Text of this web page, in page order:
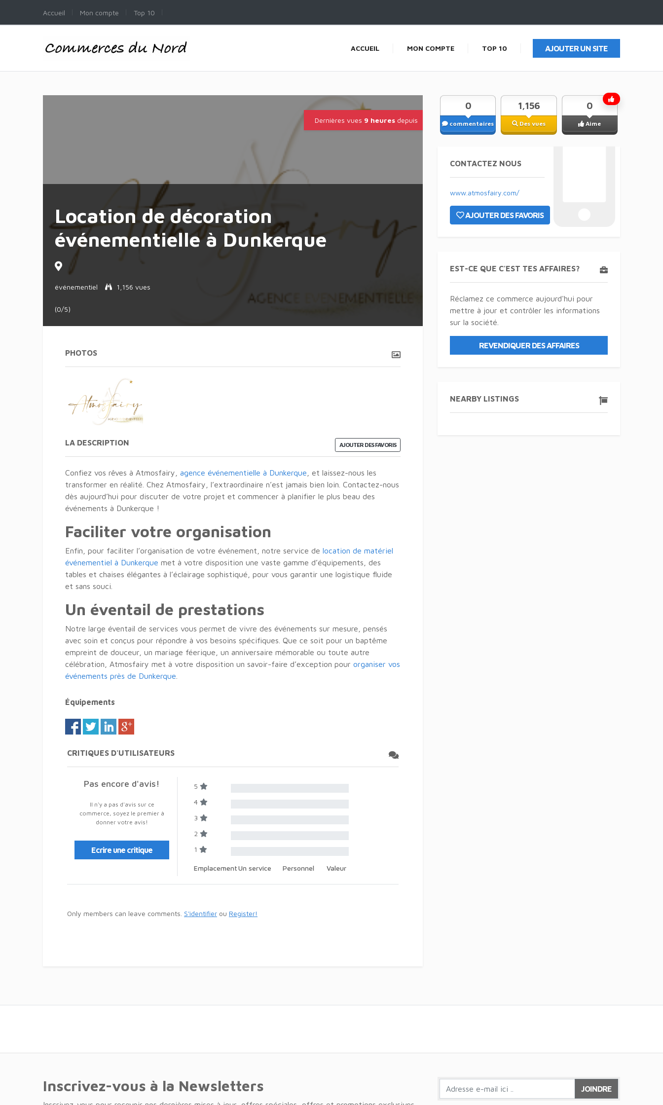
Accueil Mon compte Top 10
ACCUEIL MON COMPTE TOP 10 AJOUTER UN SITE
Dernières vues 9 heures depuis
Location de décoration
événementielle à Dunkerque
événementiel 1,156 vues
(0/5)
PHOTOS
AJOUTER DES FAVORIS
LA DESCRIPTION
Confiez vos rêves à Atmosfairy, agence événementielle à Dunkerque , et laissez-nous les
transformer en réalité. Chez Atmosfairy, l’extraordinaire n’est jamais bien loin. Contactez-nous
dès aujourd’hui pour discuter de votre projet et commencer à planifier le plus beau des
événements à Dunkerque !
Faciliter votre organisation
Enfin, pour faciliter l’organisation de votre événement, notre service de location de matériel
événementiel à Dunkerque met à votre disposition une vaste gamme d’équipements, des
tables et chaises élégantes à l’éclairage sophistiqué, pour vous garantir une logistique fluide
et sans souci.
Un éventail de prestations
Notre large éventail de services vous permet de vivre des événements sur mesure, pensés
avec soin et conçus pour répondre à vos besoins spécifiques. Que ce soit pour un baptême
empreint de douceur, un mariage féerique, un anniversaire mémorable ou toute autre
célébration, Atmosfairy met à votre disposition un savoir-faire d’exception pour organiser vos
événements près de Dunkerque
Équipements
CRITIQUES D'UTILISATEURS
Pas encore d'avis!
Il n'y a pas d'avis sur ce
commerce, soyez le premier à
donner votre avis!
Ecrire une critique
5
4
3
2
1
EmplacementUn service Personnel Valeur
Only members can leave comments. S'identifier ou Register!
commentaires
0
Des vues
1,156
Aime
0
CONTACTEZ NOUS
www.atmosfairy.com/
AJOUTER DES FAVORIS
EST-CE QUE C'EST TES AFFAIRES?
Réclamez ce commerce aujourd'hui pour
mettre à jour et contrôler les informations
sur la société.
REVENDIQUER DES AFFAIRES
NEARBY LISTINGS
Inscrivez-vous à la Newsletters JOINDRE